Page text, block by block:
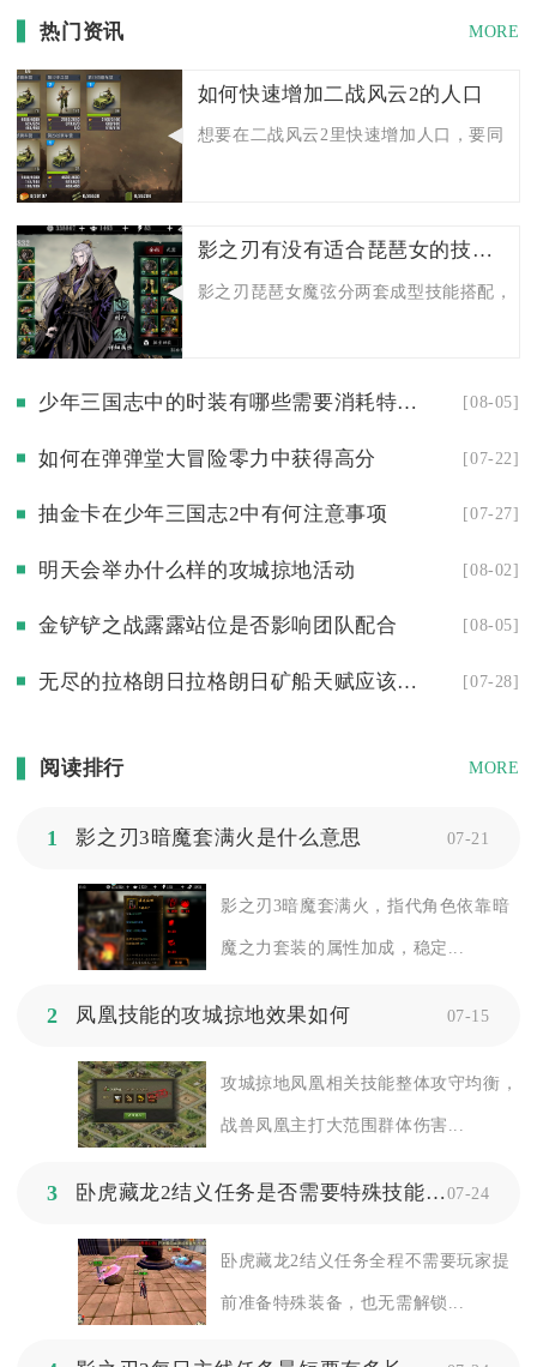
热门资讯 MORE
如何快速增加二战风云2的人口
想要在二战风云2里快速增加人口，要同时
影之刃有没有适合琵琶女的技能搭配推荐
影之刃琵琶女魔弦分两套成型技能搭配，
少年三国志中的时装有哪些需要消耗特殊道具来获得 [08-05]
如何在弹弹堂大冒险零力中获得高分 [07-22]
抽金卡在少年三国志2中有何注意事项 [07-27]
明天会举办什么样的攻城掠地活动 [08-02]
金铲铲之战露露站位是否影响团队配合 [08-05]
无尽的拉格朗日拉格朗日矿船天赋应该怎么加点才更合理 [07-28]
阅读排行 MORE
1 影之刃3暗魔套满火是什么意思 07-21
影之刃3暗魔套满火，指代角色依靠暗
魔之力套装的属性加成，稳定...
2 凤凰技能的攻城掠地效果如何 07-15
攻城掠地凤凰相关技能整体攻守均衡，
战兽凤凰主打大范围群体伤害...
3 卧虎藏龙2结义任务是否需要特殊技能或装备07-24
卧虎藏龙2结义任务全程不需要玩家提
前准备特殊装备，也无需解锁...